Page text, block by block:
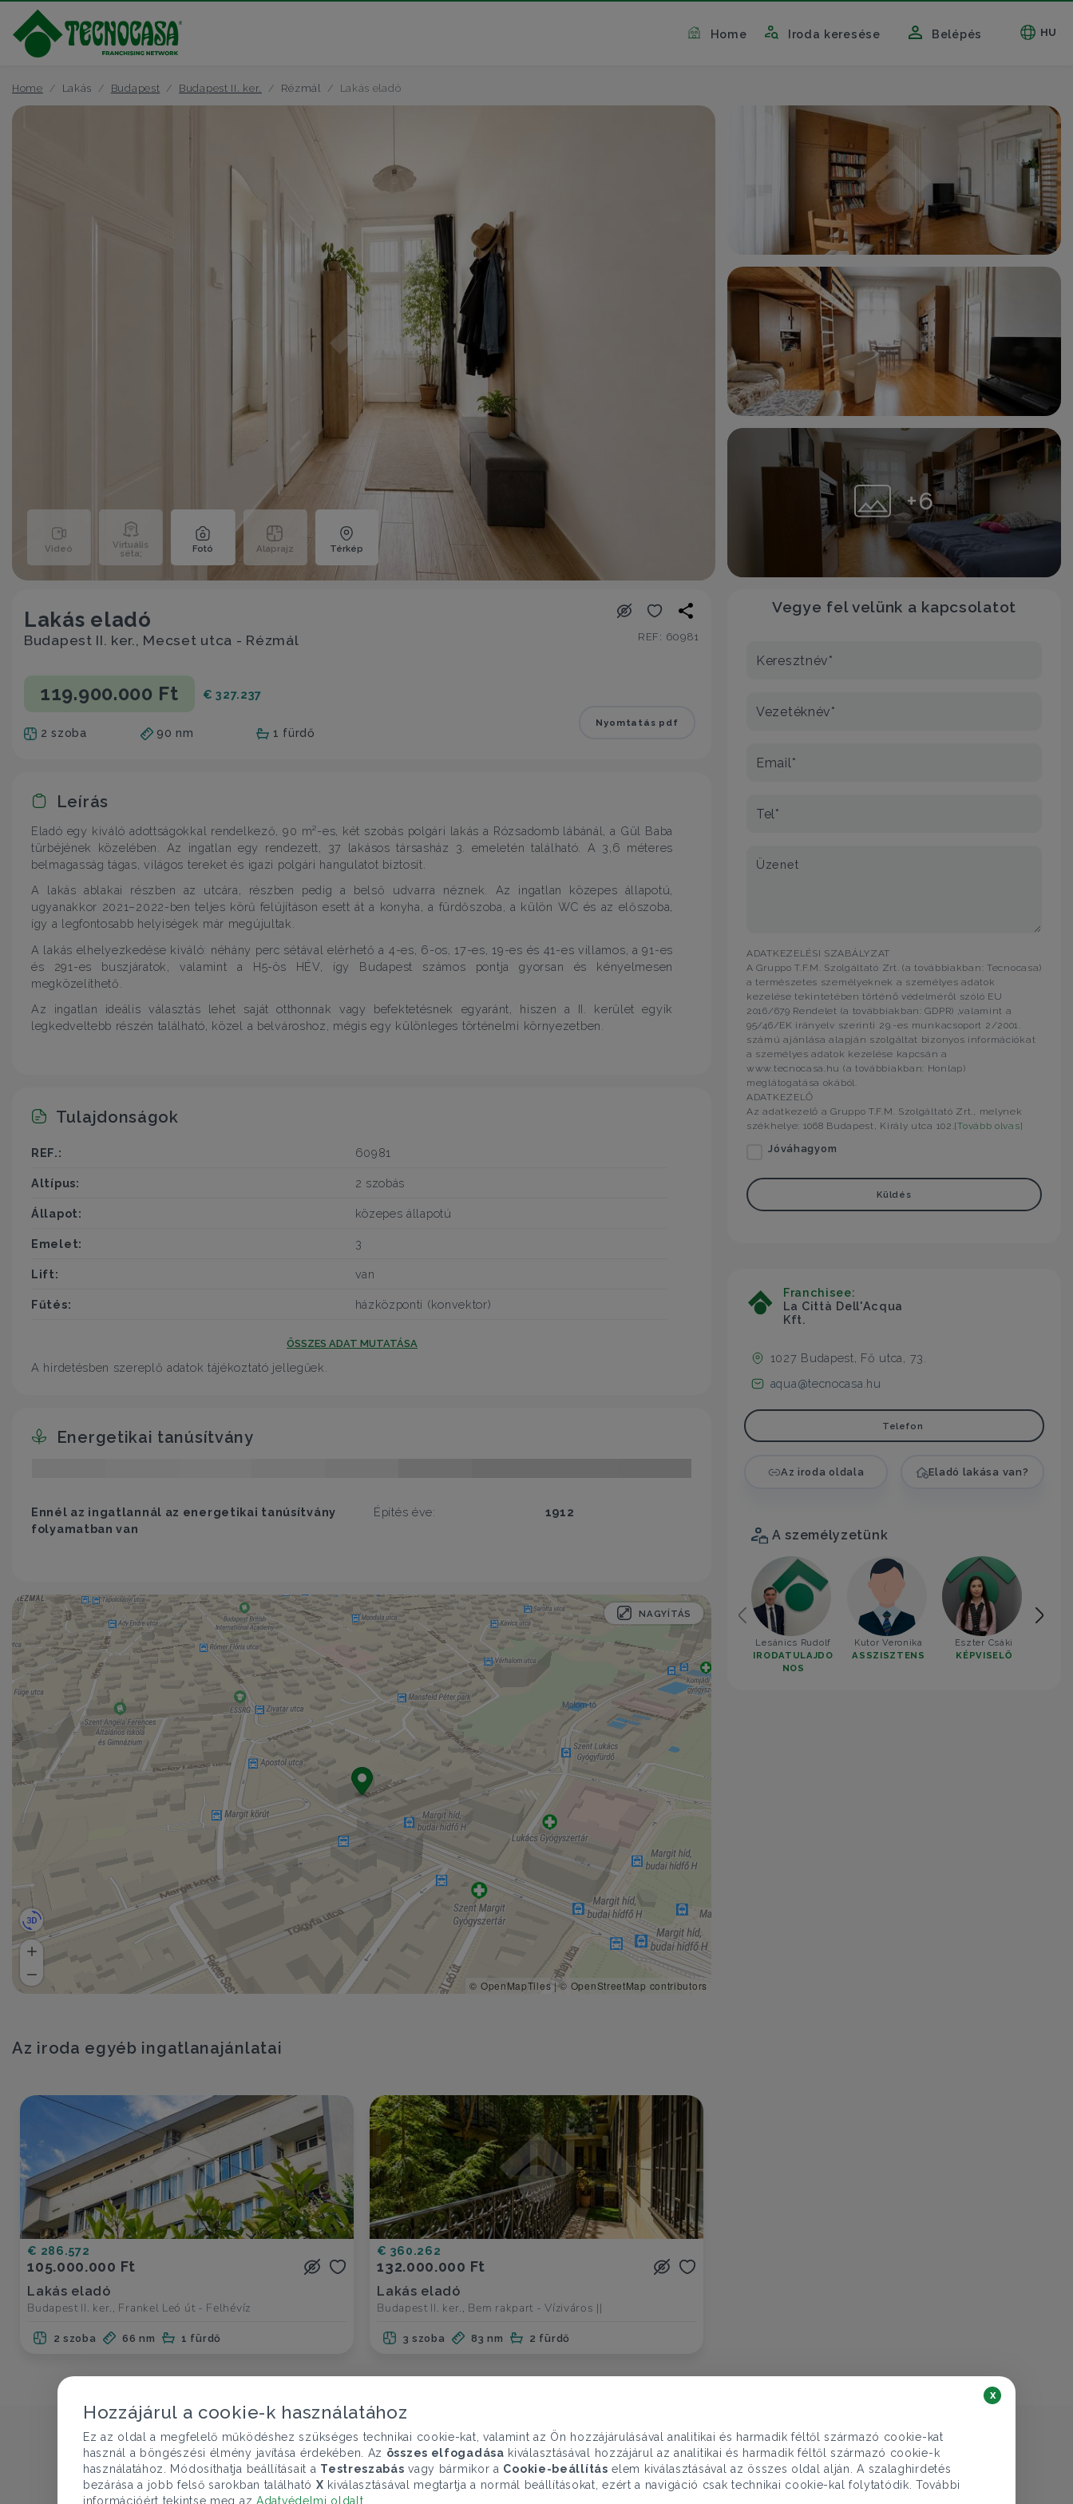
Home Iroda keresése Belépés HU
Home Lakás Budapest Budapest II. ker. Rézmál Lakás eladó
Videó Virtuális
séta; Fotó Alaprajz Térkép
+6
Lakás eladó
Budapest II. ker., Mecset utca - Rézmál REF: 60981
119.900.000 Ft € 327.237
2 szoba 90 nm 1 fürdő
Nyomtatás pdf
Leírás
Eladó egy kiváló adottságokkal rendelkező, 90 m²-es, két szobás polgári lakás a Rózsadomb lábánál, a Gül Baba
türbéjének közelében. Az ingatlan egy rendezett, 37 lakásos társasház 3. emeletén található. A 3,6 méteres
belmagasság tágas, világos tereket és igazi polgári hangulatot biztosít.
A lakás ablakai részben az utcára, részben pedig a belső udvarra néznek. Az ingatlan közepes állapotú,
ugyanakkor 2021–2022-ben teljes körű felújításon esett át a konyha, a fürdőszoba, a külön WC és az előszoba,
így a legfontosabb helyiségek már megújultak.
A lakás elhelyezkedése kiváló: néhány perc sétával elérhető a 4-es, 6-os, 17-es, 19-es és 41-es villamos, a 91-es
és 291-es buszjáratok, valamint a H5-ös HÉV, így Budapest számos pontja gyorsan és kényelmesen
megközelíthető.
Az ingatlan ideális választás lehet saját otthonnak vagy befektetésnek egyaránt, hiszen a II. kerület egyik
legkedveltebb részén található, közel a belvároshoz, mégis egy különleges történelmi környezetben.
Tulajdonságok
REF.: 60981
Altípus: 2 szobás
Állapot: közepes állapotú
Emelet: 3
Lift: van
Fűtés: házközponti (konvektor)
ÖSSZES ADAT MUTATÁSA
A hirdetésben szereplő adatok tájékoztató jellegűek.
Energetikai tanúsítvány
Ennél az ingatlannál az energetikai tanúsítvány
folyamatban van
Építés éve: 1912
NAGYÍTÁS
© OpenMapTiles|© OpenStreetMap contributors
Az iroda egyéb ingatlanajánlatai
€ 286.572
105.000.000 Ft
Lakás eladó
Budapest II. ker., Frankel Leó út - Felhévíz
2 szoba 66 nm 1 fürdő
€ 360.262
132.000.000 Ft
Lakás eladó
Budapest II. ker., Bem rakpart - Víziváros ||
3 szoba 83 nm 2 fürdő
Vegye fel velünk a kapcsolatot
Keresztnév*
Vezetéknév*
Email*
Tel*
Üzenet
ADATKEZELÉSI SZABÁLYZAT
A Gruppo T.F.M. Szolgáltató Zrt. (a továbbiakban: Tecnocasa)
a természetes személyeknek a személyes adatok
kezelése tekintetében történő védelméről szóló EU
2016/679 Rendelet (a továbbiakban: GDPR) ,valamint a
95/46/EK irányelv szerinti 29.-es munkacsoport 2/2001.
számú ajánlása alapján szolgáltat bizonyos információkat
a személyes adatok kezelése kapcsán a
www.tecnocasa.hu (a továbbiakban: Honlap)
meglátogatása okából.
ADATKEZELŐ
Az adatkezelő a Gruppo T.F.M. Szolgáltató Zrt., melynek
székhelye: 1068 Budapest, Király utca 102.[Tovább olvas]
Jóváhagyom
Küldés
Franchisee:
La Città Dell'Acqua
Kft.
1027 Budapest, Fő utca, 73.
aqua@tecnocasa.hu
Telefon
Az iroda oldala Eladó lakása van?
A személyzetünk
Lesánics Rudolf
IRODATULAJDO
NOS
Kutor Veronika
ASSZISZTENS
Eszter Csáki
KÉPVISELŐ
Hozzájárul a cookie-k használatához
Ez az oldal a megfelelő működéshez szükséges technikai cookie-kat, valamint az Ön hozzájárulásával analitikai és harmadik féltől származó cookie-kat
használ a böngészési élmény javítása érdekében. Az összes elfogadása kiválasztásával hozzájárul az analitikai és harmadik féltől származó cookie-k
használatához. Módosíthatja beállításait a Testreszabás vagy bármikor a Cookie-beállítás elem kiválasztásával az összes oldal alján. A szalaghirdetés
bezárása a jobb felső sarokban található X kiválasztásával megtartja a normál beállításokat, ezért a navigáció csak technikai cookie-kal folytatódik. További
információért tekintse meg az Adatvédelmi oldalt
x